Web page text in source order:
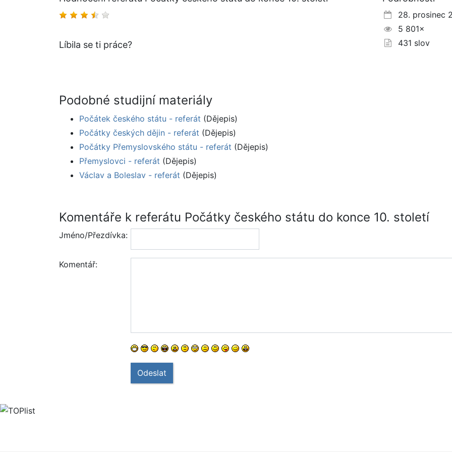
Líbila se ti práce?
28. prosinec
5 801×
431 slov
Podobné studijní materiály
Počátek českého státu - referát (Dějepis)
Počátky českých dějin - referát (Dějepis)
Počátky Přemyslovského státu - referát (Dějepis)
Přemyslovci - referát (Dějepis)
Václav a Boleslav - referát (Dějepis)
Komentáře k referátu Počátky českého státu do konce 10. století
Jméno/Přezdívka:
Komentář:
Odeslat